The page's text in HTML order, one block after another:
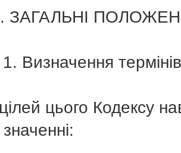
ЗАГАЛЬНІ
Визначення термінів
цього Кодексу